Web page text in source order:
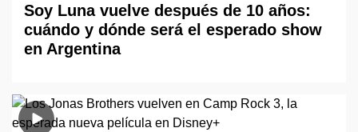
Soy Luna vuelve después de 10 años:
cuándo y dónde será el esperado show
en Argentina